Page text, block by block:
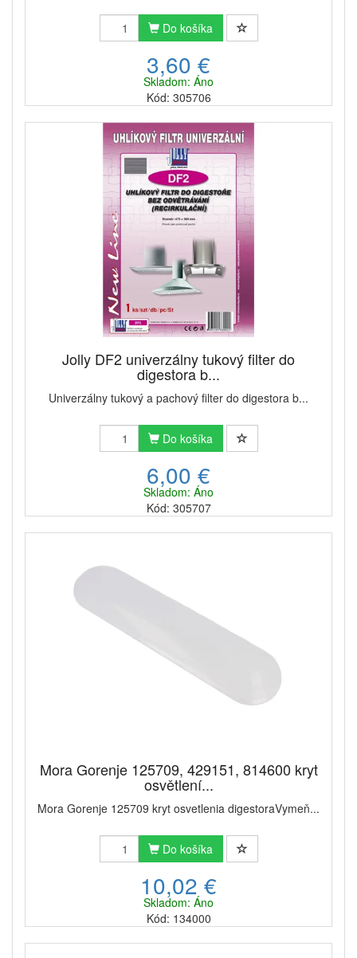
Do košíka
3,60 €
Skladom: Áno
Kód: 305706
Jolly DF2 univerzálny tukový filter do
digestora b...
Univerzálny tukový a pachový filter do digestora b...
Do košíka
6,00 €
Skladom: Áno
Kód: 305707
Mora Gorenje 125709, 429151, 814600 kryt
osvětlení...
Mora Gorenje 125709 kryt osvetlenia digestoraVymeň...
Do košíka
10,02 €
Skladom: Áno
Kód: 134000